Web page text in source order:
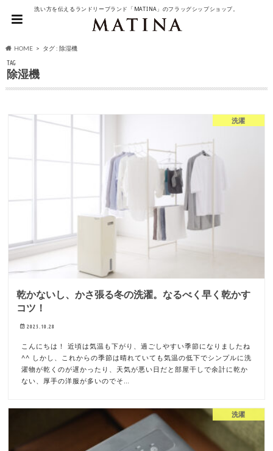
洗い方を伝えるランドリーブランド「MATINA」のフラッグシップショップ。
HOME タグ : 除湿機
TAG
除湿機
洗濯
乾かないし、かさ張る冬の洗濯。なるべく早く乾かす
コツ！
2025.10.28
こんにちは！ 近頃は気温も下がり、過ごしやすい季節になりましたね
^^ しかし、これからの季節は晴れていても気温の低下でシンプルに洗
濯物が乾くのが遅かったり、天気が悪い日だと部屋干しで余計に乾か
ない、厚手の洋服が多いのでそ…
洗濯